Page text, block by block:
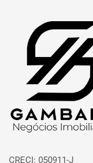
Página inicial
CRECI: 050911-J